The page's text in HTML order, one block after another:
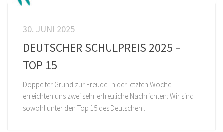
30. JUNI 2025
DEUTSCHER SCHULPREIS 2025 –
TOP 15
Doppelter Grund zur Freude! In der letzten Woche
erreichten uns zwei sehr erfreuliche Nachrichten: Wir sind
sowohl unter den Top 15 des Deutschen...